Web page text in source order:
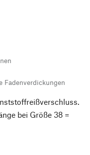
Fadenverdickungen
bei Größe 38 =